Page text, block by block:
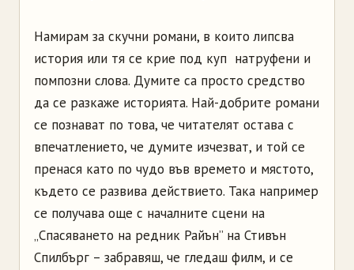
Намирам за скучни романи, в които липсва
история или тя се крие под куп натруфени и
помпозни слова. Думите са просто средство
да се разкаже историята. Най-добрите романи
се познават по това, че читателят остава с
впечатлението, че думите изчезват, и той се
пренася като по чудо във времето и мястото,
където се развива действието. Така например
се получава още с началните сцени на
„Спасяването на редник Райън” на Стивън
Спилбърг – забравяш, че гледаш филм, и се